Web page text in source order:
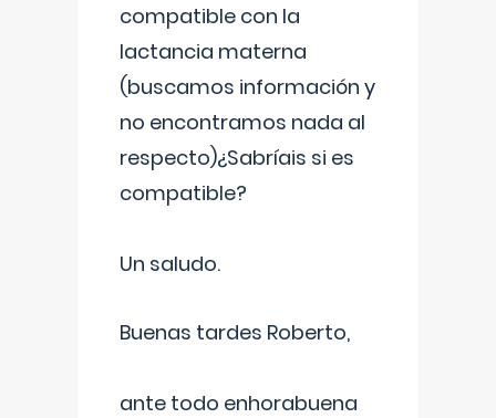
compatible con la
lactancia materna
(buscamos información y
no encontramos nada al
respecto)¿Sabríais si es
compatible?
Un saludo.
Buenas tardes Roberto,
ante todo enhorabuena